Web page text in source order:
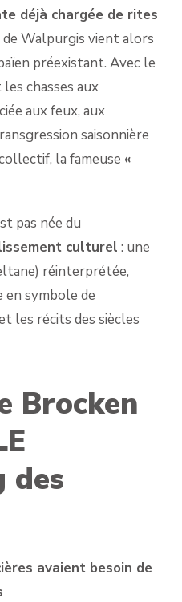
déjà chargée de rites
de Walpurgis vient alors
préexistant. Avec le
chasses aux
aux feux, aux
saisonnière
la fameuse «
pas née du
culturel : une
réinterprétée,
symbole de
les récits des siècles
Brocken
des
avaient besoin de